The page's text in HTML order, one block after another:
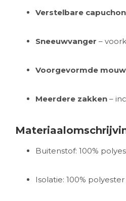
Verstelbare capuchon
Sneeuwvanger –
Voorgevormde
Meerdere zakken –
Buitenstof: 100%
Isolatie: 100%